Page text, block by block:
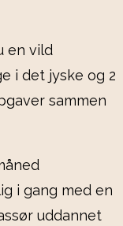
en vild
i det jyske og 2
sammen
i gang med en
uddannet